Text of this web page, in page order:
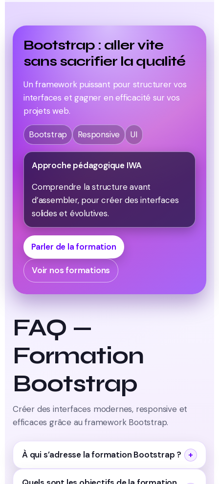
FAQ —
Formation
Bootstrap
Créer des interfaces modernes, responsive et
efficaces grâce au framework Bootstrap.
À qui s’adresse la formation Bootstrap ?
Bootstrap : aller vite
sans sacrifier la qualité
Un framework puissant pour structurer vos
interfaces et gagner en efficacité sur vos
projets web.
Bootstrap Responsive UI
Approche pédagogique IWA
Comprendre la structure avant
d’assembler, pour créer des interfaces
solides et évolutives.
Parler de la formation
Voir nos formations